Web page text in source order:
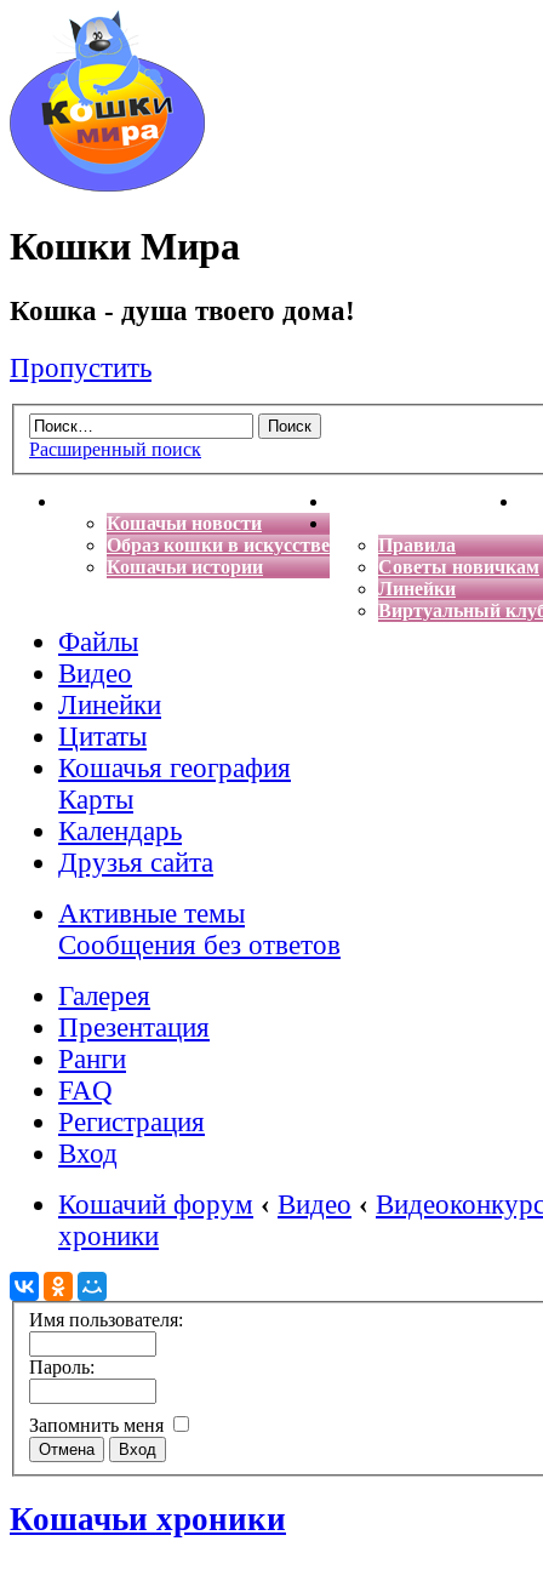
Кошки Мира
Кошка - душа твоего дома!
Пропустить
Расширенный поиск
Кошачьи новости
Образ кошки в искусстве
Кошачьи истории
Энциклопедия кошек
Правила
Советы новичкам
Линейки
Виртуальный
Файлы
Видео
Линейки
Цитаты
Кошачья география
Карты
Календарь
Друзья сайта
Активные темы
Сообщения без ответов
Галерея
Презентация
Ранги
FAQ
Регистрация
Вход
Кошачий форум ‹ Видео ‹
хроники
Имя пользователя:
Пароль:
Запомнить меня
Кошачьи хроники